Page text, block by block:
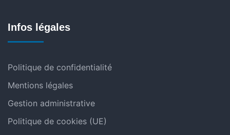
Infos légales
Politique de confidentialité
Mentions légales
Gestion administrative
Politique de cookies (UE)